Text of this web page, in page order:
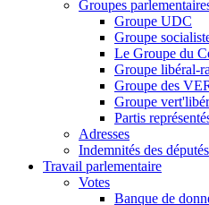
Groupes
Groupe UDC
Groupe
Le Groupe du
Groupe libéral-
Groupe des
Groupe
Partis
Adresses
Indemnités des députés
Travail parlementaire
Votes
Banque de